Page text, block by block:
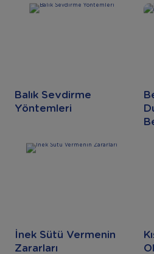
Balık Sevdirme
Yöntemleri
İnek Sütü Vermenin
Zararları